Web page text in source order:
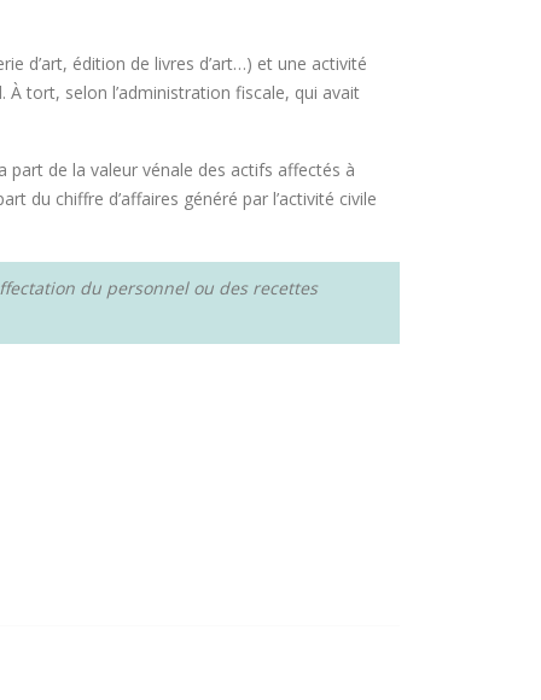
d’art, édition de livres d’art…) et une activité
tort, selon l’administration fiscale, qui avait
part de la valeur vénale des actifs affectés à
du chiffre d’affaires généré par l’activité civile
du personnel ou des recettes